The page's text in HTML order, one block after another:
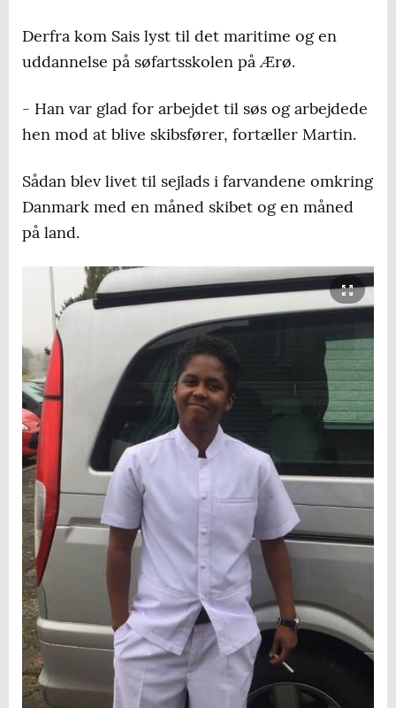
Derfra kom Sais lyst til det maritime og en
uddannelse på søfartsskolen på Ærø.
- Han var glad for arbejdet til søs og arbejdede
hen mod at blive skibsfører, fortæller Martin.
Sådan blev livet til sejlads i farvandene omkring
Danmark med en måned skibet og en måned
på land.